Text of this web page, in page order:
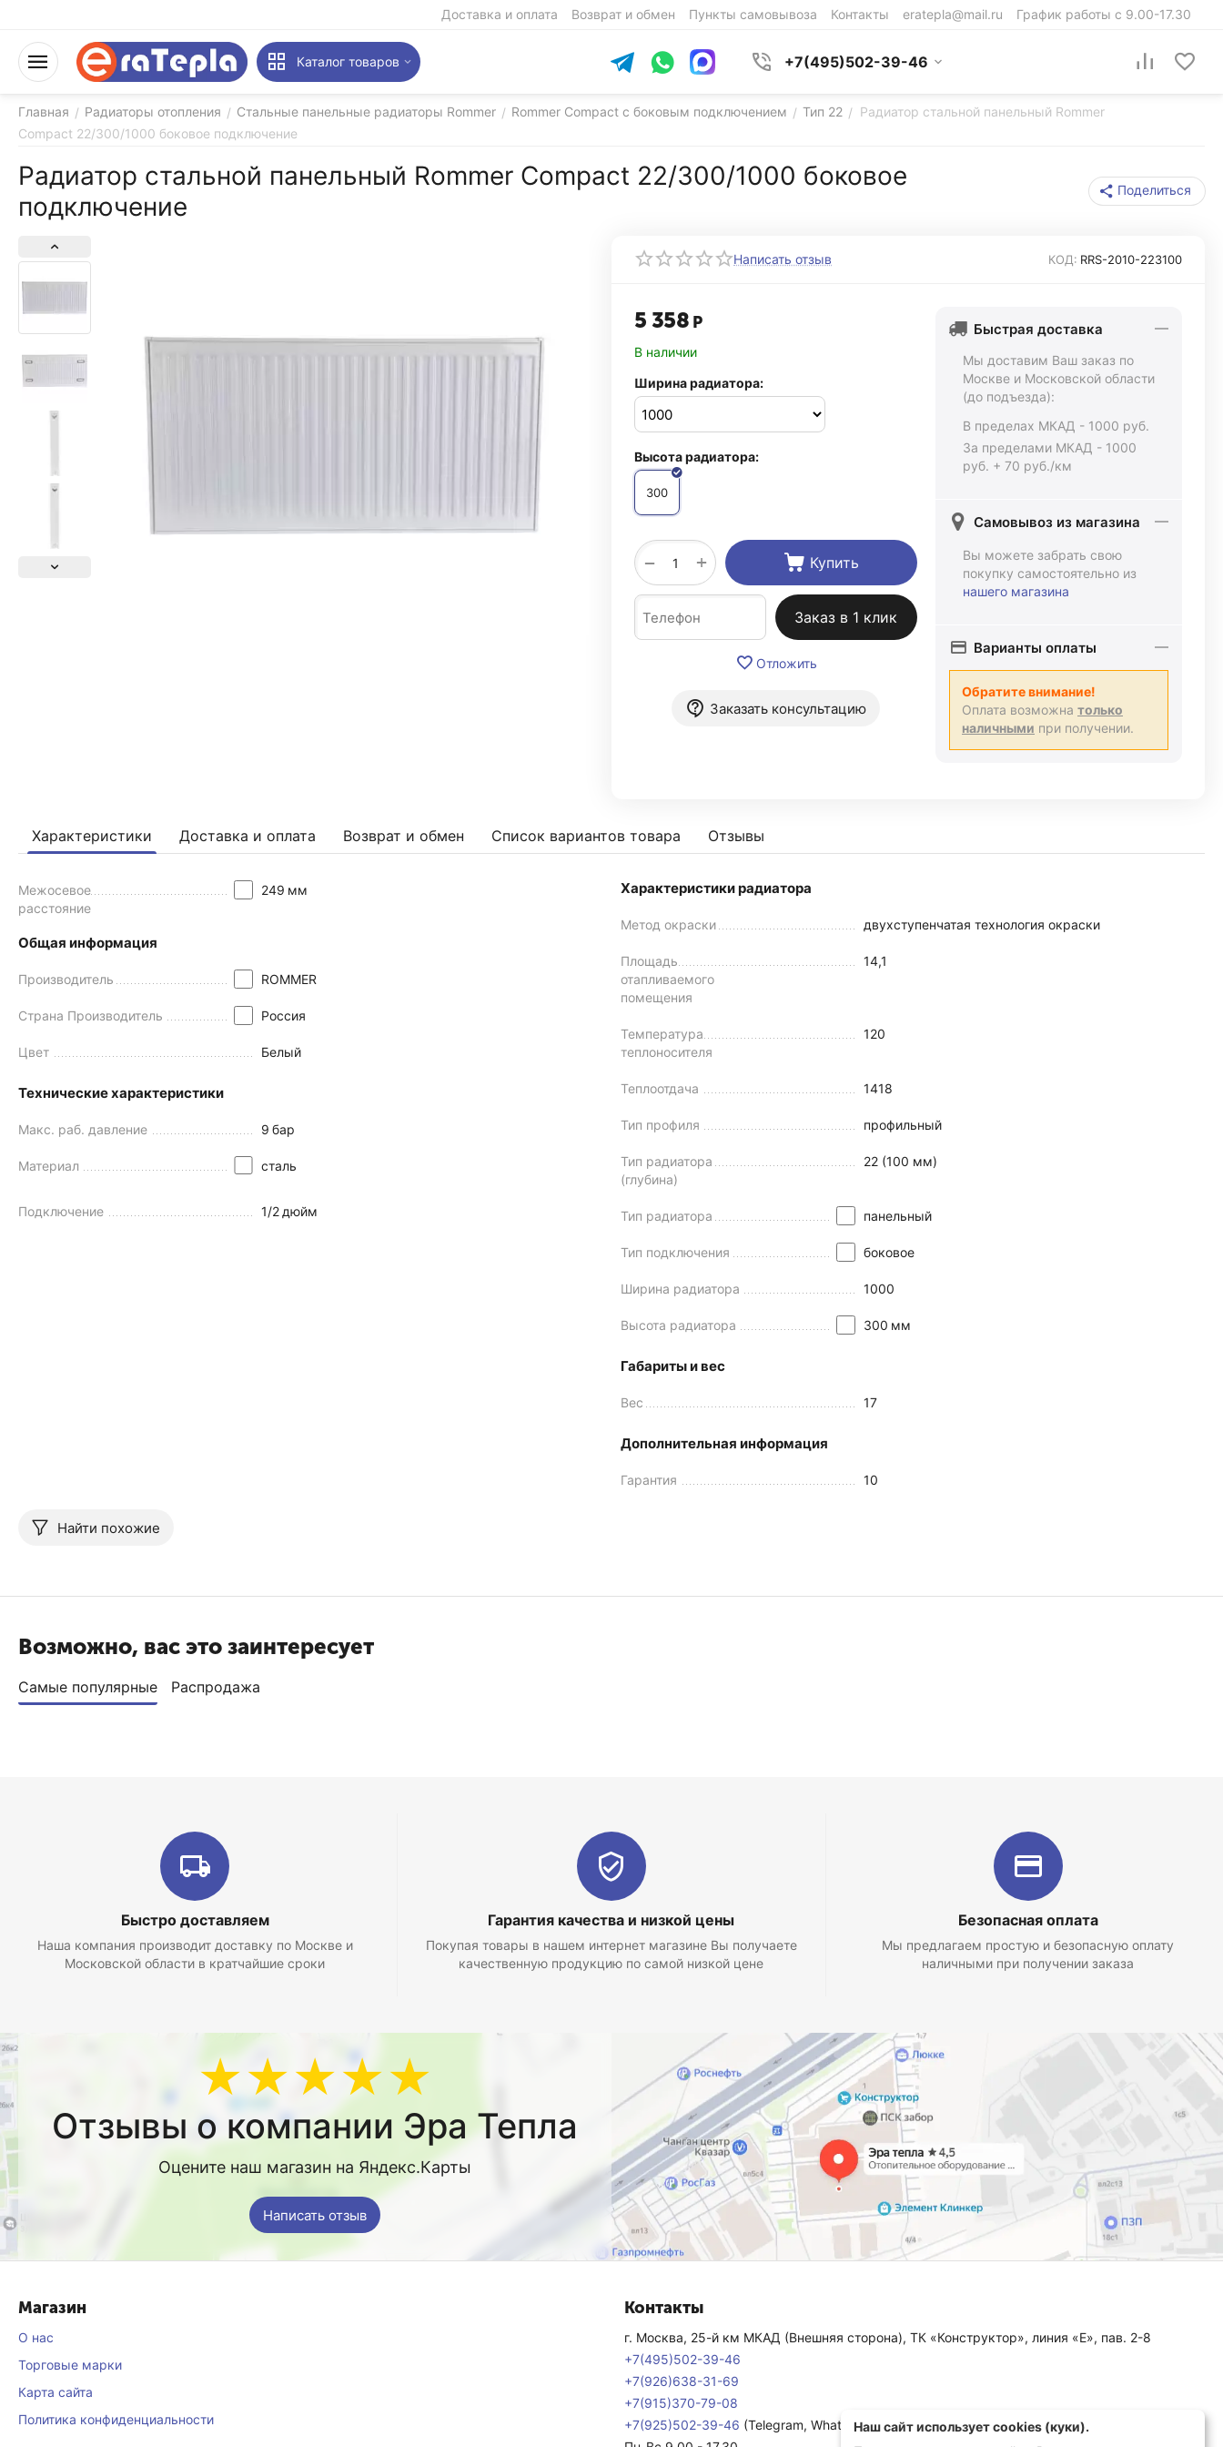
Доставка и оплата Возврат и обмен Пункты самовывоза Контакты eratepla@mail.ru График работы с 9.00-17.30
Каталог товаров +7(495)502-39-46
Главная / Радиаторы отопления / Стальные панельные радиаторы Rommer / Rommer Compact с боковым подключением / Тип 22 / Радиатор стальной панельный Rommer
Compact 22/300/1000 боковое подключение
Радиатор стальной панельный Rommer Compact 22/300/1000 боковое
подключение
Поделиться
Написать отзыв КОД: RRS-2010-223100
5 358 Р
В наличии
Ширина радиатора:
Высота радиатора:
300
+
− Купить
Заказ в 1 клик
Отложить
Заказать консультацию
Быстрая доставка
Мы доставим Ваш заказ по
Москве и Московской области
(до подъезда):
В пределах МКАД - 1000 руб.
За пределами МКАД - 1000
руб. + 70 руб./км
Самовывоз из магазина
Вы можете забрать свою
покупку самостоятельно из
нашего магазина
Варианты оплаты
Обратите внимание!
Оплата возможна только
наличными при получении.
Характеристики Доставка и оплата Возврат и обмен Список вариантов товара Отзывы
Межосевое
расстояние
249 мм
Общая информация
Производитель ROMMER
Страна Производитель Россия
Цвет Белый
Технические характеристики
Макс. раб. давление 9 бар
Материал сталь
Подключение 1/2 дюйм
Характеристики радиатора
Метод окраски двухступенчатая технология окраски
Площадь
отапливаемого
помещения
14,1
Температура
теплоносителя
120
Теплоотдача 1418
Тип профиля профильный
Тип радиатора
(глубина)
22 (100 мм)
Тип радиатора панельный
Тип подключения боковое
Ширина радиатора 1000
Высота радиатора 300 мм
Габариты и вес
Вес 17
Дополнительная информация
Гарантия 10
Найти похожие
Возможно, вас это заинтересует
Самые популярные Распродажа
Быстро доставляем
Наша компания производит доставку по Москве и
Московской области в кратчайшие сроки
Гарантия качества и низкой цены
Покупая товары в нашем интернет магазине Вы получаете
качественную продукцию по самой низкой цене
Безопасная оплата
Мы предлагаем простую и безопасную оплату
наличными при получении заказа
★★★★★
Отзывы о компании Эра Тепла
Оцените наш магазин на Яндекс.Карты
Написать отзыв
Магазин
О нас
Торговые марки
Карта сайта
Политика конфиденциальности
Контакты
г. Москва, 25-й км МКАД (Внешняя сторона), ТК «Конструктор», линия «Е», пав. 2-8
+7(495)502-39-46
+7(926)638-31-69
+7(915)370-79-08
+7(925)502-39-46 (Telegram, WhatsApp, MAX)Наш сайт использует cookies (куки).